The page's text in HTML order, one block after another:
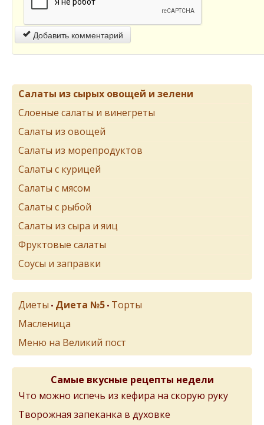
Добавить комментарий
Салаты из сырых овощей и зелени
Слоеные салаты и винегреты
Салаты из овощей
Салаты из морепродуктов
Салаты с курицей
Салаты с мясом
Салаты с рыбой
Салаты из сыра и яиц
Фруктовые салаты
Соусы и заправки
Диеты • Диета №5 • Торты
Масленица
Меню на Великий пост
Самые вкусные рецепты недели
Что можно испечь из кефира на скорую руку
Творожная запеканка в духовке